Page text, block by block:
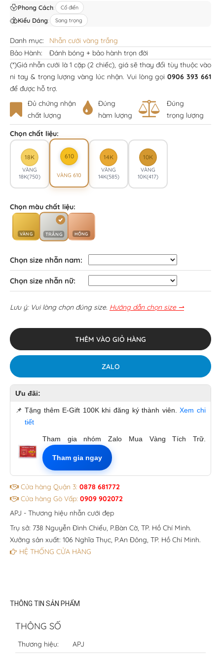
Phong Cách: Cổ điển
Kiểu Dáng: Sang trọng
Danh mục:
Nhẫn cưới vàng trắng
Bảo Hành:
Đánh bóng + bảo hành trọn đời
(*)Giá nhẫn cưới là 1 cặp (2 chiếc), giá sẽ thay đổi tùy thuộc vào
ni tay & trọng lượng vàng lúc nhận. Vui lòng gọi0906 393 661
để được hỗ trợ.
Đủ chứng nhận
chất lượng
Đúng
hàm lượng
Đúng
trọng lượng
Chọn chất liệu:
18K
VÀNG
18K(750)
610
VÀNG 610
14K
VÀNG
14K(585)
10K
VÀNG
10K(417)
Chọn màu chất liệu:
VÀNG TRẮNG HỒNG
Chọn size nhẫn nam:
Chọn size nhẫn nữ:
Lưu ý: Vui lòng chọn đúng size. Hướng dẫn chọn size ⇀
THÊM VÀO GIỎ HÀNG
ZALO
Ưu đãi:
📌 Tặng thêm E-Gift 100K khi đăng ký thành viên.Xem chi
tiết
Tham gia nhóm Zalo Mua Vàng Tích Trữ.
Tham gia ngay
Cửa hàng Quận 3: 0878 681772
Cửa hàng Gò Vấp: 0909 902072
APJ - Thương hiệu nhẫn cưới đẹp
Trụ sở: 738 Nguyễn Đình Chiểu, P.Bàn Cờ, TP. Hồ Chí Minh.
Xưởng sản xuất: 106 Nghĩa Thục, P.An Đông, TP. Hồ Chí Minh.
HỆ THỐNG CỬA HÀNG
THÔNG TIN SẢN PHẨM
THÔNG SỐ
Thương hiệu:
APJ